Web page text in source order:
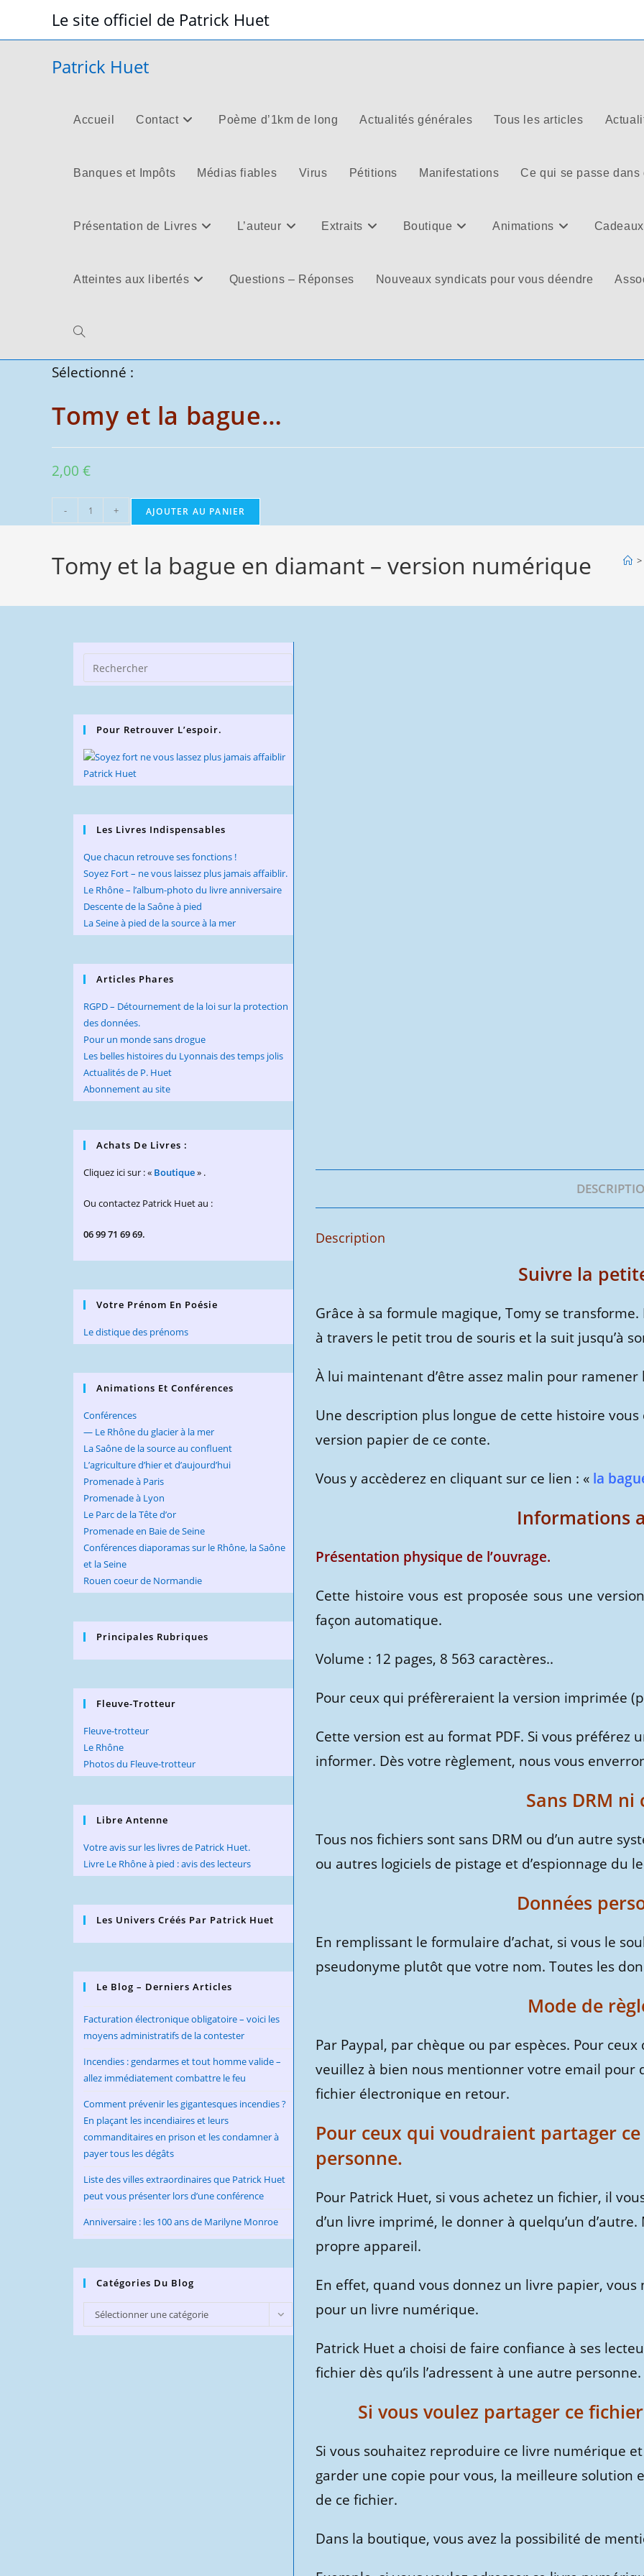
content
Le site officiel de Patrick Huet
Patrick Huet
Accueil Contact Poème d’1km de long Actualités générales Tous les articles
Banques et Impôts Médias fiables Virus Pétitions Manifestations Ce qui se passe dans
Présentation de Livres L’auteur Extraits Boutique Animations Cadeaux
Atteintes aux libertés Questions – Réponses Nouveaux syndicats pour vous déendre
Toggle
Sélectionné :
Tomy et la bague…
2,00 €
quantité
de
et
la
numérique
- + AJOUTER AU PANIER
Tomy et la bague en diamant – version numérique >
Description
Suivre la
Grâce à sa formule magique, Tomy se
à travers le petit trou de souris et la suit jusqu’à
À lui maintenant d’être assez malin pour ramener
Une description plus longue de cette histoire
version papier de ce conte.
Vous y accèderez en cliquant sur ce lien : « la
Informations
Présentation physique de l’ouvrage.
Cette histoire vous est proposée sous une
façon automatique.
Volume : 12 pages, 8 563 caractères..
Pour ceux qui préfèreraient la version imprimée
Cette version est au format PDF. Si vous préférez
informer. Dès votre règlement, nous vous
Sans DRM ni
Tous nos fichiers sont sans DRM ou d’un autre
ou autres logiciels de pistage et d’espionnage du
Données
En remplissant le formulaire d’achat, si vous le
pseudonyme plutôt que votre nom. Toutes les
Mode de
Par Paypal, par chèque ou par espèces. Pour
veuillez à bien nous mentionner votre email pour
fichier électronique en retour.
Pour ceux qui voudraient partager
personne.
Pour Patrick Huet, si vous achetez un fichier, il
d’un livre imprimé, le donner à quelqu’un
propre appareil.
En effet, quand vous donnez un livre papier, vous
pour un livre numérique.
Patrick Huet a choisi de faire confiance à ses
fichier dès qu’ils l’adressent à une autre personne.
Si vous voulez partager ce
Si vous souhaitez reproduire ce livre numérique
garder une copie pour vous, la meilleure solution
de ce fichier.
Dans la boutique, vous avez la possibilité de
Escape
close
Pour Retrouver L’espoir.
Les Livres Indispensables
Que chacun retrouve ses fonctions !
Soyez Fort – ne vous laissez plus jamais affaiblir.
Le Rhône – l’album-photo du livre anniversaire
Descente de la Saône à pied
La Seine à pied de la source à la mer
Articles Phares
RGPD – Détournement de la loi sur la protection
des données.
Pour un monde sans drogue
Les belles histoires du Lyonnais des temps jolis
Actualités de P. Huet
Abonnement au site
Achats De Livres :
Cliquez ici sur : « Boutique» .
Ou contactez Patrick Huet au :
06 99 71 69 69.
Votre Prénom En Poésie
Le distique des prénoms
Animations Et Conférences
Conférences
— Le Rhône du glacier à la mer
La Saône de la source au confluent
L’agriculture d’hier et d’aujourd’hui
Promenade à Paris
Promenade à Lyon
Le Parc de la Tête d’or
Promenade en Baie de Seine
Conférences diaporamas sur le Rhône, la Saône
et la Seine
Rouen coeur de Normandie
Principales Rubriques
Fleuve-Trotteur
Fleuve-trotteur
Le Rhône
Photos du Fleuve-trotteur
Libre Antenne
Votre avis sur les livres de Patrick Huet.
Livre Le Rhône à pied : avis des lecteurs
Les Univers Créés Par Patrick Huet
Le Blog – Derniers Articles
Facturation électronique obligatoire – voici les
moyens administratifs de la contester
Incendies : gendarmes et tout homme valide –
allez immédiatement combattre le feu
Comment prévenir les gigantesques incendies ?
En plaçant les incendiaires et leurs
commanditaires en prison et les condamner à
payer tous les dégâts
Liste des villes extraordinaires que Patrick Huet
peut vous présenter lors d’une conférence
Anniversaire : les 100 ans de Marilyne Monroe
Catégories Du Blog
Catégories
du
Sélectionner une catégorie